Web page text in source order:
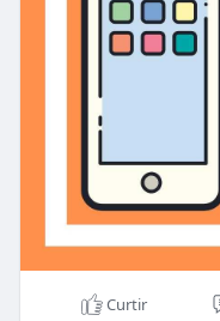
Curtir